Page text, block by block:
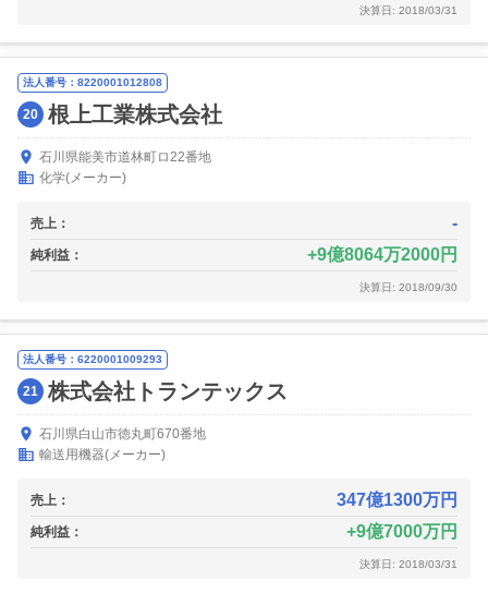
決算日: 2018/03/31
法人番号：8220001012808
20 根上工業株式会社
石川県能美市道林町ロ22番地
化学(メーカー)
売上： -
純利益： 9億8064万2000円
決算日: 2018/09/30
法人番号：6220001009293
21 株式会社トランテックス
石川県白山市徳丸町670番地
輸送用機器(メーカー)
売上： 347億1300万円
純利益： 9億7000万円
決算日: 2018/03/31